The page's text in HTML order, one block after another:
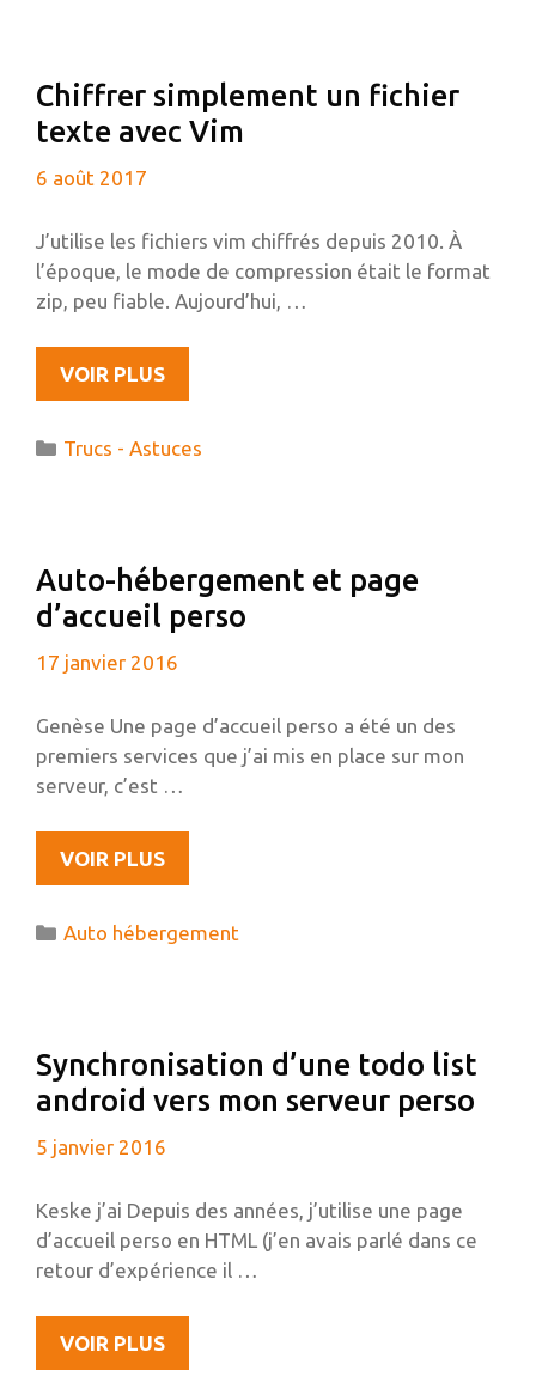
?
Chiffrer simplement un fichier
texte avec Vim
6 août 2017
J’utilise les fichiers vim chiffrés depuis 2010. À
l’époque, le mode de compression était le format
zip, peu fiable. Aujourd’hui, …
VOIR PLUSCHIFFRER
SIMPLEMENT
FICHIER
Catégories
Trucs - Astuces
Auto-hébergement et page
d’accueil perso
17 janvier 2016
Genèse Une page d’accueil perso a été un des
premiers services que j’ai mis en place sur mon
serveur, c’est …
VOIR PLUSAUTO-
HÉBERGEMENT
PAGE
Catégories
Auto hébergement
Synchronisation d’une todo list
android vers mon serveur perso
5 janvier 2016
Keske j’ai Depuis des années, j’utilise une page
d’accueil perso en HTML (j’en avais parlé dans ce
retour d’expérience il …
VOIR PLUSSYNCHRONISATION
D’UNE